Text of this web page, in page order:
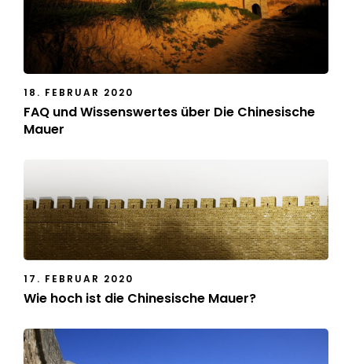
18. FEBRUAR 2020
FAQ und Wissenswertes über Die Chinesische
Mauer
17. FEBRUAR 2020
Wie hoch ist die Chinesische Mauer?